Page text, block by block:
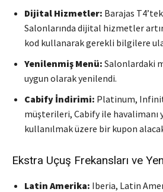
Dijital Hizmetler: Barajas
Salonlarında dijital hizmetler
kod kullanarak gerekli bilgilere
Yenilenmiş Menü: Salonlardaki
uygun olarak yenilendi.
Cabify İndirimi: Platinum,
müşterileri, Cabify ile havalimanı
kullanılmak üzere bir kupon
Ekstra Uçuş Frekansları ve
Latin Amerika: Iberia, Latin